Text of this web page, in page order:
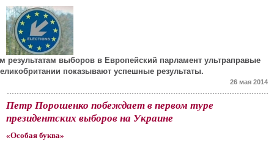
результатам выборов в Европейский парламент ультраправые
показывают успешные результаты.
26 мая 2014
Петр Порошенко побеждает в первом туре
президентских выборов на Украине
«Особая буква»